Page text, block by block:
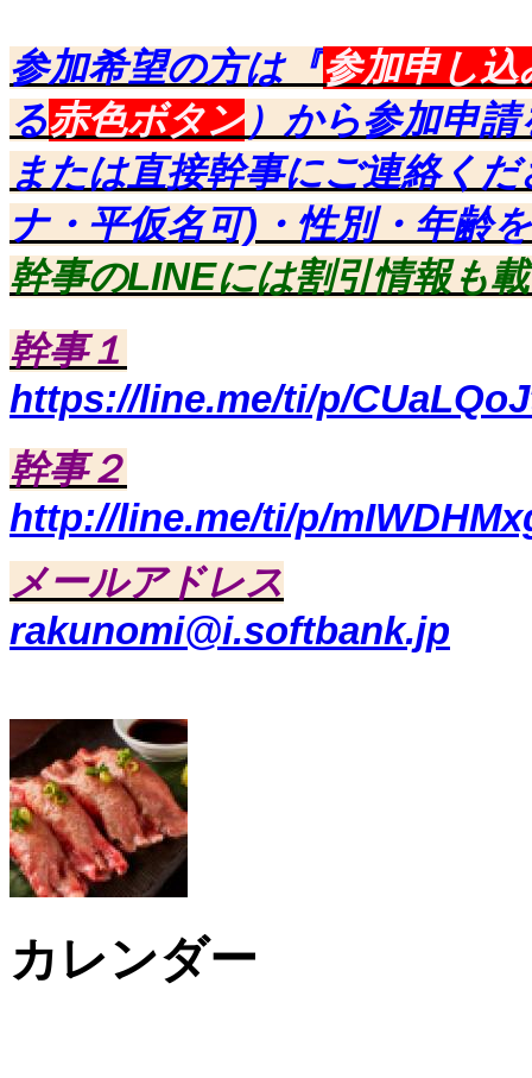
参加希望の方は『参加申し込
る赤色ボタン）から参加申
または直接幹事にご連絡く
ナ・平仮名可)・性別・年齢
幹事のLINEには割引情報も
幹事１
https://line.me/ti/p/
幹事２
http://line.me/ti/p/
メールアドレス
rakunomi@i.softbank.jp
カレンダー